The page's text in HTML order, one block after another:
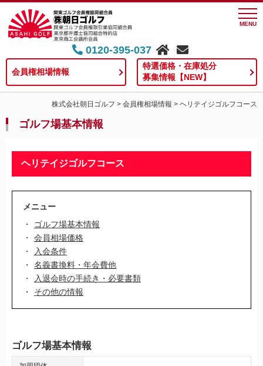
MENU
0120-395-037
会員権相場情報
特選価格・在庫処分
募集情報【NEW】
株式会社朝日ゴルフ > 会員権相場情報 > ヘリテイジゴルフコース
ゴルフ場基本情報
ヘリテイジゴルフコース
メニュー
ゴルフ場基本情報
会員相場価格
入会条件
名義書換料・年会費他
入退会時の手続き・必要書類
その他の情報
ゴルフ場基本情報